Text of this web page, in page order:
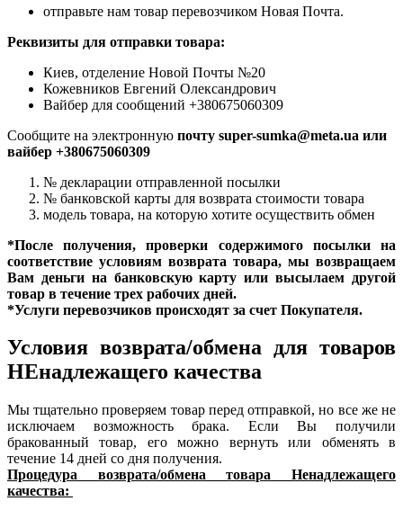
отправьте нам товар перевозчиком Новая Почта.
Реквизиты для отправки товара:
Киев, отделение Новой Почты №20
Кожевников Евгений Олександрович
Вайбер для сообщений +380675060309
Сообщите на электронную почту super-sumka@meta.ua или
вайбер +380675060309
№ декларации отправленной посылки
№ банковской карты для возврата стоимости товара
модель товара, на которую хотите осуществить обмен
*После получения, проверки содержимого посылки на
соответствие условиям возврата товара, мы возвращаем
Вам деньги на банковскую карту или высылаем другой
товар в течение трех рабочих дней.
*Услуги перевозчиков происходят за счет Покупателя.
Условия возврата/обмена для товаров
НЕнадлежащего качества
Мы тщательно проверяем товар перед отправкой, но все же не
исключаем возможность брака. Если Вы получили
бракованный товар, его можно вернуть или обменять в
течение 14 дней со дня получения.
Процедура возврата/обмена товара Ненадлежащего
качества: